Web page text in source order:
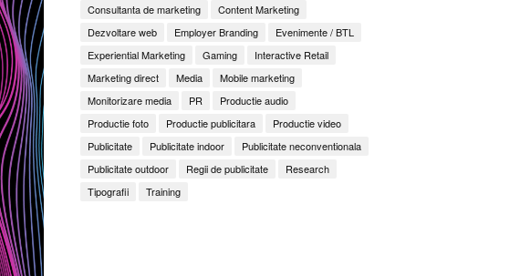
Consultanta de marketing
Content Marketing
Dezvoltare web
Employer Branding
Evenimente / BTL
Experiential Marketing
Gaming
Interactive Retail
Marketing direct
Media
Mobile marketing
Monitorizare media
PR
Productie audio
Productie foto
Productie publicitara
Productie video
Publicitate
Publicitate indoor
Publicitate neconventionala
Publicitate outdoor
Regii de publicitate
Research
Tipografii
Training